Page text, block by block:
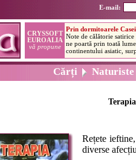
E-mail:
Cărți Naturiste
Rețete
diverse